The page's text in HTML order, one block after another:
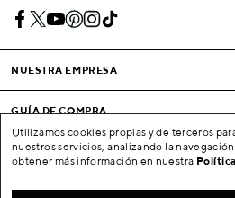
NUESTRA EMPRESA
GUÍA DE COMPRA
CONDICIONES Y EMPRESA
SU CUENTA
Utilizamos cookies propias y de terceros
nuestros servicios, analizando la
obtener más información en nuestra